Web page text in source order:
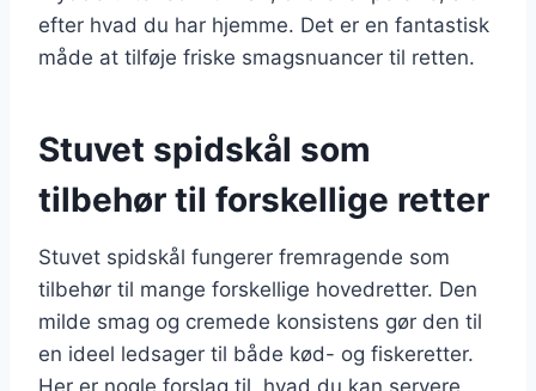
efter hvad du har hjemme. Det er en fantastisk
måde at tilføje friske smagsnuancer til retten.
Stuvet spidskål som
tilbehør til forskellige retter
Stuvet spidskål fungerer fremragende som
tilbehør til mange forskellige hovedretter. Den
milde smag og cremede konsistens gør den til
en ideel ledsager til både kød- og fiskeretter.
Her er nogle forslag til, hvad du kan servere